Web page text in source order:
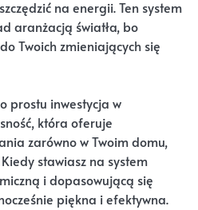
na energii. Ten system
aranżacją światła, bo
Twoich zmieniających się
prostu inwestycja w
która oferuje
zarówno w Twoim domu,
stawiasz na system
i dopasowującą się
piękna i efektywna.